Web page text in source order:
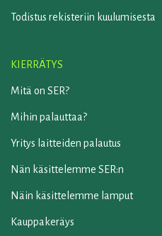
Todistus rekisteriin kuulumisesta
KIERRÄTYS
Mitä on SER?
Mihin palauttaa?
Yritys laitteiden palautus
Nän käsittelemme SER:n
Näin käsittelemme lamput
Kauppakeräys